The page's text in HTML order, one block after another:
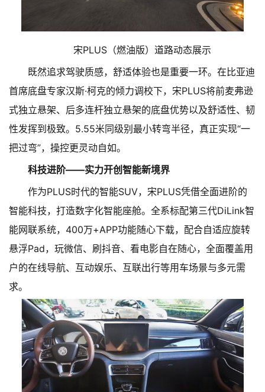
宋PLUS（燃油版）道路动态展示
既然追求驾驶质感，舒适体验也是重要一环。在比亚迪
首席底盘专家汉斯·柯克的倾力调校下，宋PLUS将前麦弗逊
式独立悬架、后多连杆独立悬架的底盘优势以及舒适性、韧
性发挥到极致。5.55米同级别最小转弯半径，真正实现“一
把过弯”，操控更灵动自如。
科技进阶——实力开创智能新境界
作为PLUS时代的智能SUV，宋PLUS凭借全面进阶的
智能科技，打造数字化智能座舱。全系标配第三代DiLink智
能网联系统，400万+APP功能随心下载，配合自适应旋转
悬浮Pad，玩微信、刷抖音、看电影自在随心，全面覆盖用
户的在线导航、互动娱乐、互联出行等用车场景与多元需
求。